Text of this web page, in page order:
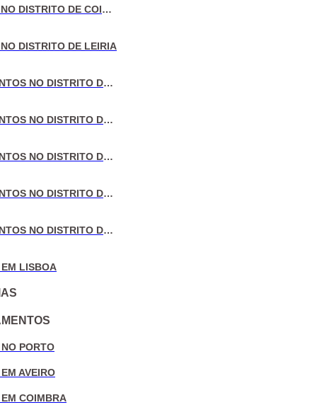
VENDA DE MORADIAS NO DISTRITO DE COIMBRA
DISTRITO DE LEIRIA
VENDA DE APARTAMENTOS NO DISTRITO DE LISBOA
VENDA DE APARTAMENTOS NO DISTRITO DO PORTO
VENDA DE APARTAMENTOS NO DISTRITO DE AVEIRO
VENDA DE APARTAMENTOS NO DISTRITO DE COIMBRA
VENDA DE APARTAMENTOS NO DISTRITO DE LEIRIA
LISBOA
PORTO
AVEIRO
COIMBRA